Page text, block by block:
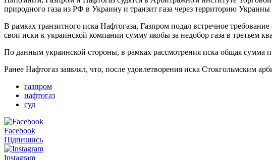
природного газа из РФ в Украину и транзит газа через территорию Украины
В рамках транзитного иска Нафтогаза, Газпром подал встречное
свои иски к украинской компании сумму якобы за недобор газа в третьем
По данным украинской стороны, в рамках рассмотрения иска общая сумма
Ранее Нафтогаз заявлял, что, после удовлетворения иска Стокгольмским
газпром
нафтогаз
суд
Facebook
Підпишись
Instagram